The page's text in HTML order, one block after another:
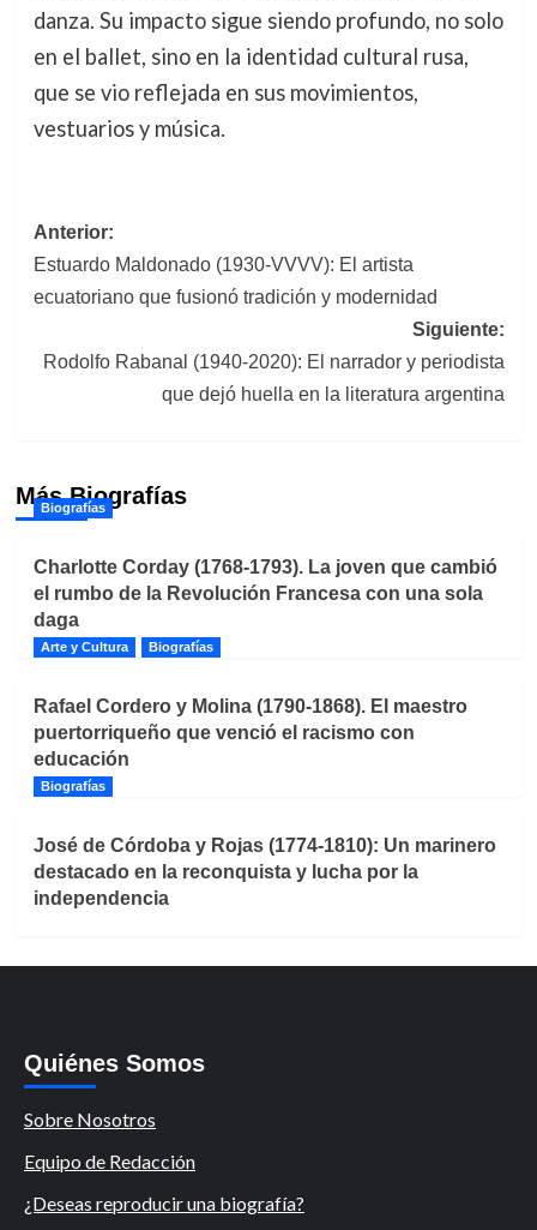
danza. Su impacto sigue siendo profundo, no solo
en el ballet, sino en la identidad cultural rusa,
que se vio reflejada en sus movimientos,
vestuarios y música.
Navegación
de
Anterior:
Estuardo Maldonado (1930-VVVV): El artista
ecuatoriano que fusionó tradición y modernidad
Siguiente:
Rodolfo Rabanal (1940-2020): El narrador y periodista
que dejó huella en la literatura argentina
Más Biografías
Biografías
Charlotte Corday (1768-1793). La joven que cambió
el rumbo de la Revolución Francesa con una sola
daga
Arte y Cultura Biografías
Rafael Cordero y Molina (1790-1868). El maestro
puertorriqueño que venció el racismo con
educación
Biografías
José de Córdoba y Rojas (1774-1810): Un marinero
destacado en la reconquista y lucha por la
independencia
Quiénes Somos
Sobre Nosotros
Equipo de Redacción
¿Deseas reproducir una biografía?